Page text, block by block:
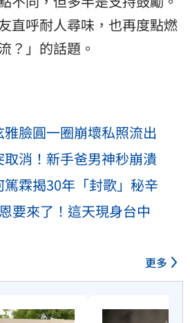
直呼耐人尋味，也再度點燃
？」的話題。
臉圓一圈崩壞私照流出
消！新手爸男神秒崩潰
霖揭30年「封歌」秘辛
要來了！這天現身台中
更多